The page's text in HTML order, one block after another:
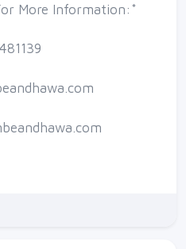
More Information:*